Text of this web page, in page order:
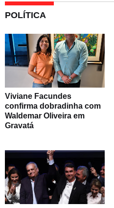
POLÍTICA
Viviane Facundes
confirma dobradinha com
Waldemar Oliveira em
Gravatá